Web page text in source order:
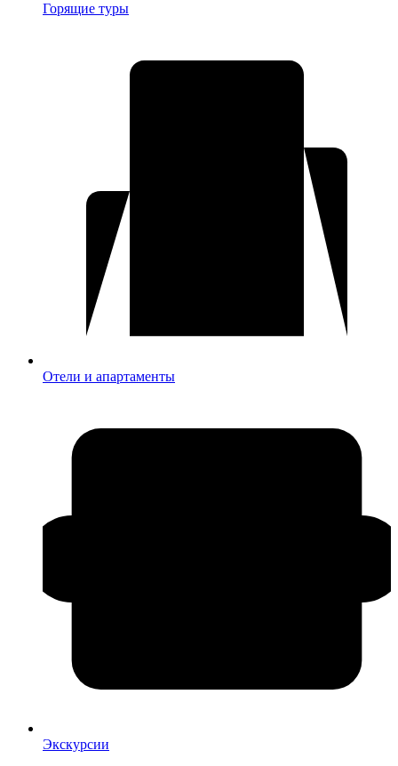
Горящие туры
Отели и апартаменты
Экскурсии